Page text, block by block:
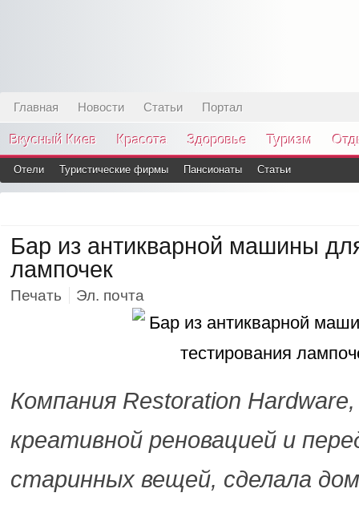
Главная Новости Статьи Портал
Вкусный Киев Красота Здоровье Туризм
Отели Туристические фирмы Пансионаты Статьи
Бар из антикварной машины
лампочек
Печать Эл. почта
Компания Restoration
креативной реновацией и
старинных вещей, сделала